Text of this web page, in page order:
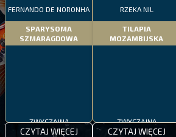
FERNANDO DE NORONHA
SPARYSOMA
SZMARAGDOWA
ZWYCZAJNA
CZYTAJ WIĘCEJ
RZEKA NIL
TILAPIA
MOZAMBIJSKA
ZWYCZAJNA
CZYTAJ WIĘCEJ